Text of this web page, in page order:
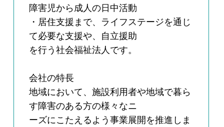
障害児から成人の日中活動
・居住支援まで、ライフステージを通じ
て必要な支援や、自立援助
を行う社会福祉法人です。
会社の特長
地域において、施設利用者や地域で暮ら
す障害のある方の様々なニ
ーズにこたえるよう事業展開を推進しま